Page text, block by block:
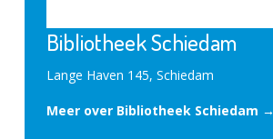
Bibliotheek Schiedam
Lange Haven 145, Schiedam
Meer over Bibliotheek Schiedam →